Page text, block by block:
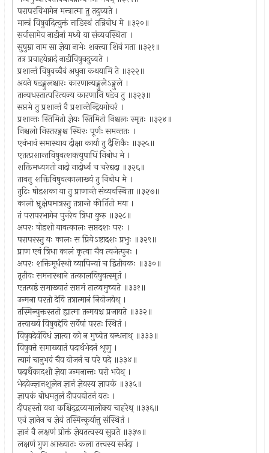
परापरविभागेन मन्त्रात्मा तु तदुच्यते ।
मान्त्रं विषुवदित्युक्तं नाडिस्थं तन्निबोध मे ॥३२०॥
सर्वासामेव नाडीनां मध्ये या संव्यवस्थिता ।
सुषुम्ना नाम सा ज्ञेया नाभेः शक्त्या शिवं गता ॥३२१॥
तत्र प्रवाहयेन्नादं नाडीविषुवदुच्यते ।
प्रशान्तं विषुवच्चैवं अधुना कथयामि ते ॥३२२॥
अयने षडङ्गुलश्चारः कारणान्यङ्गुलेऽङ्गुले ।
तान्यधस्तात्परित्यज्य कारणानि षडेव तु ॥३२३॥
सप्तमे तु प्रशान्तं वै प्रशान्तेन्द्रियगोचरं ।
प्रशान्तः स्तिमितो ज्ञेयः स्तिमितो निश्चलः स्मृतः ॥३२४॥
निश्चलो निस्तरङ्गश्च स्थिरः पूर्णः समन्ततः ।
एवंभावं समास्थाय दीक्षा कार्या तु दैशिकैः ॥३२५॥
एतत्प्रशान्तविषुवत्शक्त्युपाधिं निबोध मे ।
शक्तिमध्यगतो नादो नादोर्ध्वं च चरेद्यदा ॥३२६॥
तावत्तु शक्तिविषुवत्कालाख्यं तु निबोध मे ।
तुटिः षोडशका या तु प्राणान्ते संव्यवस्थिता ॥३२७॥
कालो भ्रूक्षेपमात्रस्तु तत्रान्ते कीर्तितो मया ।
तं परापरभागेन पुनरेव त्रिधा कुरु ॥३२८॥
अपरः षोडशो यावत्कालः सप्तदशः परः ।
परापरस्तु यः कालः स प्रियेऽष्टादशः प्रभुः ॥३२९॥
प्राण एवं त्रिधा कालं कृत्वा चैव त्यजेत्पुनः ।
अपरः शक्तिमूर्धस्थो व्यापिन्यां च द्वितीयकः ॥३३०॥
तृतीयः समनास्थाने तत्कालविषुवत्स्मृतं ।
एतत्षष्ठं समाख्यातं सप्तमं तात्व्वमुच्यते ॥३३१॥
उन्मना परतो देवि तत्रात्मानं नियोजयेथ् ।
तस्मिन्युक्तस्ततो ह्यात्मा तन्मयश्च प्रजायते ॥३३२॥
तत्त्वाख्यं विषुवद्देवि सर्वेषां परतः स्थितं ।
विषुवदेवंविधं ज्ञात्वा को न मुच्येत बन्धनाथ् ॥३३३॥
विषुवत्ते समाख्यातं पदार्थभेदनं शृणु ।
त्यागं चानुभवं चैव योजनं च परे पदे ॥३३४॥
पदार्थैकादशी ज्ञेया उन्मनान्तः परो भवेथ् ।
भेदयेज्ज्ञानशूलेन ज्ञानं ज्ञेयस्य ज्ञापकं ॥३३५॥
ज्ञापकं बोधमतुलं दीपवद्योतनं यतः ।
दीपहस्तो यथा कश्चिद्द्रव्यमालोक्य चाहरेथ् ॥३३६॥
एवं ज्ञानेन च ज्ञेयं तस्मिन्कुर्यात्तु संस्थितं ।
ज्ञानं वै लक्षणं प्रोक्तं ज्ञेयतत्वस्य सुव्रते ॥३३७॥
लक्षणं गुण आख्यातः कला तत्त्वस्य सर्वदा ।